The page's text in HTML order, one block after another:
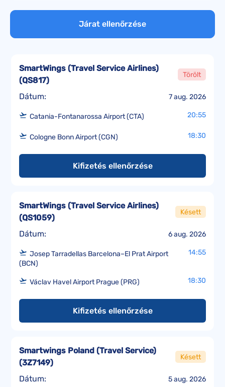
Járat ellenőrzése
Dátum: 7 aug. 2026
SmartWings (Travel Service Airlines)
(QS817)
Törölt
Catania-Fontanarossa Airport (CTA) 20:55
Cologne Bonn Airport (CGN) 18:30
Kifizetés ellenőrzése
Dátum: 6 aug. 2026
SmartWings (Travel Service Airlines)
(QS1059)
Késett
Josep Tarradellas Barcelona–El Prat Airport
(BCN)
14:55
Václav Havel Airport Prague (PRG) 18:30
Kifizetés ellenőrzése
Dátum: 5 aug. 2026
Smartwings Poland (Travel Service)
(3Z7149)
Késett